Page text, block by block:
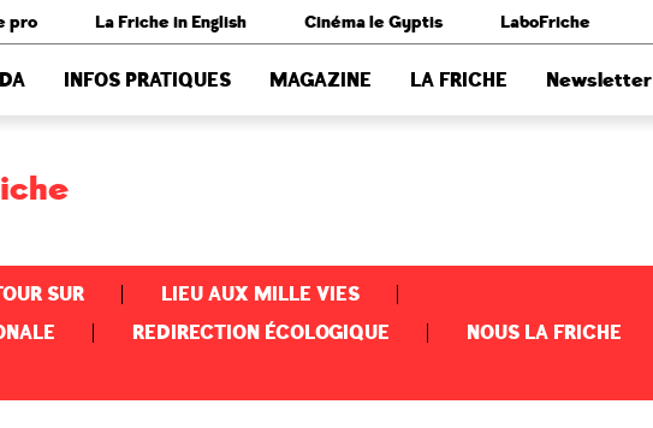
pro La Friche in English Cinéma le Gyptis LaboFriche
INFOS PRATIQUES MAGAZINE LA FRICHE Newsletter
SUR
LIEU AUX MILLE VIES
REDIRECTION ÉCOLOGIQUE
NOUS LA FRICHE